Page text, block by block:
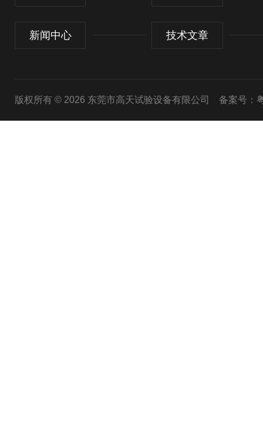
新闻中心 技术文章
版权所有 © 2026 东莞市高天试验设备有限公司 备案号：